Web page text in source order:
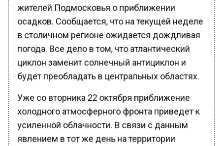
жителей Подмосковья о приближении
осадков. Сообщается, что на текущей неделе
в столичном регионе ожидается дождливая
погода. Все дело в том, что атлантический
циклон заменит солнечный антициклон и
будет преобладать в центральных областях.
Уже со вторника 22 октября приближение
холодного атмосферного фронта приведет к
усиленной облачности. В связи с данным
явлением в тот же день на территории